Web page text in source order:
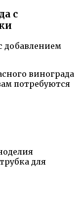
с
винограда
потребуются
для